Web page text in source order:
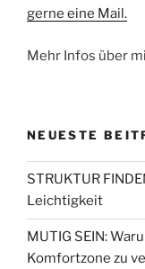
gerne eine Mail.
Mehr Infos über
NEUESTE
STRUKTUR
Leichtigkeit
MUTIG SEIN:
Komfortzone zu